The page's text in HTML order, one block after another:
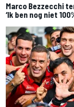
Marco Bezzecchi
‘Ik ben nog niet